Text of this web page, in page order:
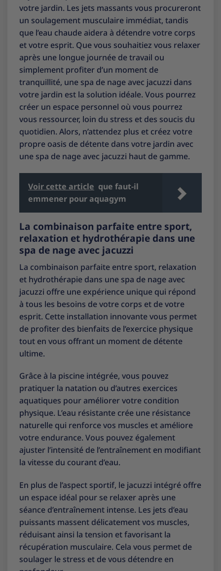
votre jardin. Les jets massants vous procureront
un soulagement musculaire immédiat, tandis
que l’eau chaude aidera à détendre votre corps
et votre esprit. Que vous souhaitiez vous relaxer
après une longue journée de travail ou
simplement profiter d’un moment de
tranquillité, une spa de nage avec jacuzzi dans
votre jardin est la solution idéale. Vous pourrez
créer un espace personnel où vous pourrez
vous ressourcer, loin du stress et des soucis du
quotidien. Alors, n’attendez plus et créez votre
propre oasis de détente dans votre jardin avec
une spa de nage avec jacuzzi haut de gamme.
Voir cette article que faut-il
emmener pour aquagym
La combinaison parfaite entre sport,
relaxation et hydrothérapie dans une
spa de nage avec jacuzzi
La combinaison parfaite entre sport, relaxation
et hydrothérapie dans une spa de nage avec
jacuzzi offre une expérience unique qui répond
à tous les besoins de votre corps et de votre
esprit. Cette installation innovante vous permet
de profiter des bienfaits de l’exercice physique
tout en vous offrant un moment de détente
ultime.
Grâce à la piscine intégrée, vous pouvez
pratiquer la natation ou d’autres exercices
aquatiques pour améliorer votre condition
physique. L’eau résistante crée une résistance
naturelle qui renforce vos muscles et améliore
votre endurance. Vous pouvez également
ajuster l’intensité de l’entraînement en modifiant
la vitesse du courant d’eau.
En plus de l’aspect sportif, le jacuzzi intégré offre
un espace idéal pour se relaxer après une
séance d’entraînement intense. Les jets d’eau
puissants massent délicatement vos muscles,
réduisant ainsi la tension et favorisant la
récupération musculaire. Cela vous permet de
soulager le stress et de vous détendre en